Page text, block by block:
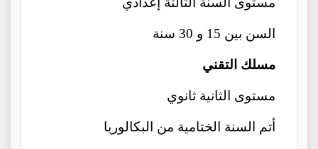
السن بين 15 و 30 سنة
مسلك التقني
مستوى الثانية ثانوي
أتم السنة الختامية من البكالوريا